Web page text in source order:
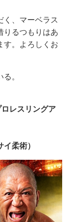
く、マーベラス
りるつもりはあ
す。よろしくお
。
レスリングア
柔術）